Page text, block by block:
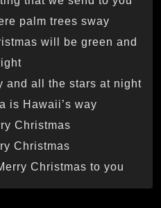
palm trees sway
will be green and
and all the stars at night
is Hawaii’s way
Christmas
Christmas
Christmas to you